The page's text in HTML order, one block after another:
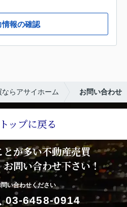
情報の確認
らアサイホーム お問い合わせ
ップに戻る
が多い不動産売買
問い合わせ下さい！
い合わせください
03-6458-0914